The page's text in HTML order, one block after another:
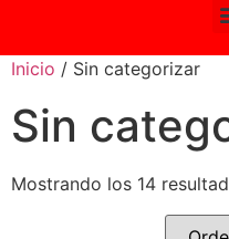
Inicio / Sin categorizar
Sin
Mostrando los 14